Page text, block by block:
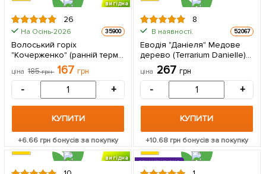
вигідна
знижка
26
На Осінь-2026 35900
Волоський горіх
"Кочерженко" (ранній термін
дозрівання) 1 саджанець в
упаковці
ціна 185грн 167 грн
- +
КУПИТИ
+6.66 грн бонусів за покупку
8
В наявності. 52067
Еводія "Даніеля" Медове
дерево (Terrarium Danielle)
висота 10-20см 1 саджанець
в упаковці
ціна 267 грн
- +
КУПИТИ
+10.68грн бонусів за покупку
вигідна
РЕКОМЕНДУЄМО